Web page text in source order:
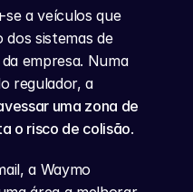
se a veículos que
dos sistemas de
empresa. Numa
regulador, a
uma zona de
o risco de colisão.
a Waymo